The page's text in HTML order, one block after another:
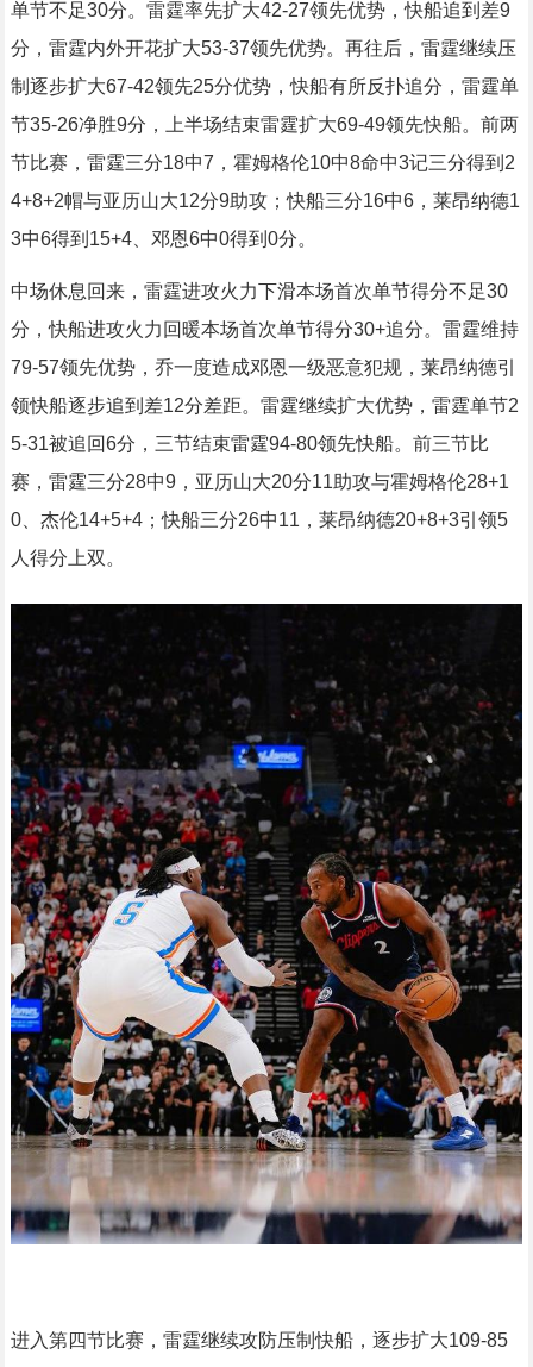
单节不足30分。雷霆率先扩大42-27领先优势，快船追到差9
分，雷霆内外开花扩大53-37领先优势。再往后，雷霆继续压
制逐步扩大67-42领先25分优势，快船有所反扑追分，雷霆单
节35-26净胜9分，上半场结束雷霆扩大69-49领先快船。前两
节比赛，雷霆三分18中7，霍姆格伦10中8命中3记三分得到2
4+8+2帽与亚历山大12分9助攻；快船三分16中6，莱昂纳德1
3中6得到15+4、邓恩6中0得到0分。
中场休息回来，雷霆进攻火力下滑本场首次单节得分不足30
分，快船进攻火力回暖本场首次单节得分30+追分。雷霆维持
79-57领先优势，乔一度造成邓恩一级恶意犯规，莱昂纳德引
领快船逐步追到差12分差距。雷霆继续扩大优势，雷霆单节2
5-31被追回6分，三节结束雷霆94-80领先快船。前三节比
赛，雷霆三分28中9，亚历山大20分11助攻与霍姆格伦28+1
0、杰伦14+5+4；快船三分26中11，莱昂纳德20+8+3引领5
人得分上双。
进入第四节比赛，雷霆继续攻防压制快船，逐步扩大109-85